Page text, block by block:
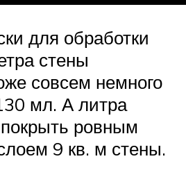
для обработки
стены
совсем немного
мл. А литра
ровным
9 кв. м стены.